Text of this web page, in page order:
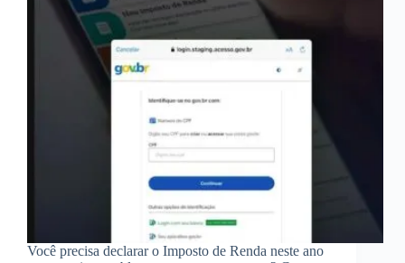
Você precisa declarar o Imposto de Renda neste ano